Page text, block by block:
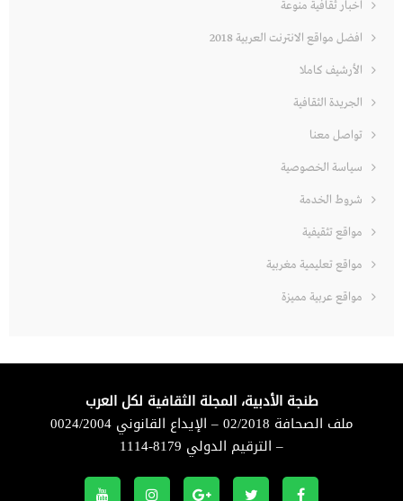
اخبار ثقافية منوعة
افضل مواقع الانترنت العربية 2018
الأرشيف كاملا
الجريدة الثقافية
تواصل معنا
سياسة الخصوصية
شروط الخدمة
مواقع تثقيفية
مواقع تعليمية مغربية
مواقع عربية مميزة
طنجة الأدبية، المجلة الثقافية لكل العرب
ملف الصحافة 02/2018 – الإيداع القانوني 0024/2004
– الترقيم الدولي 8179-1114